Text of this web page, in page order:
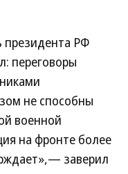
президента РФ
переговоры
не способны
военной
на фронте более
заверил